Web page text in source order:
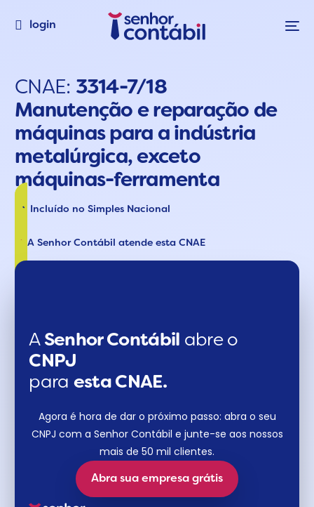
login
CNAE: 3314-7/18
Manutenção e reparação de
máquinas para a indústria
metalúrgica, exceto
máquinas-ferramenta
Incluído no Simples Nacional
A Senhor Contábil atende esta CNAE
A Senhor Contábil abre o
CNPJ
para esta CNAE.
Agora é hora de dar o próximo passo: abra o seu
CNPJ com a Senhor Contábil e junte-se aos nossos
mais de 50 mil clientes.
Abra sua empresa grátis